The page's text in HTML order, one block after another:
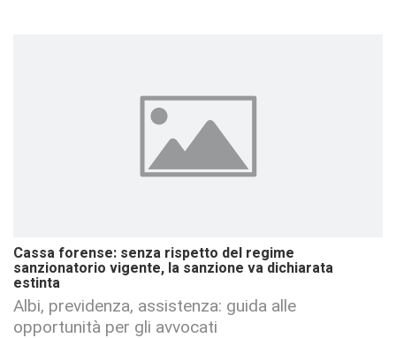
Cassa forense: senza rispetto del regime
sanzionatorio vigente, la sanzione va dichiarata
estinta
Albi, previdenza, assistenza: guida alle
opportunità per gli avvocati